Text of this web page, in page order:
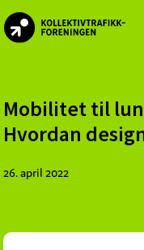
Skip
to
Skip
to
Skip
to
offentlige
aktører
planlegger,
Mobilitet til
Hvordan
26. april 2022